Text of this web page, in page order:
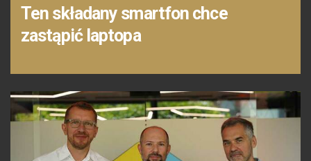
Ten składany smartfon chce
zastąpić laptopa